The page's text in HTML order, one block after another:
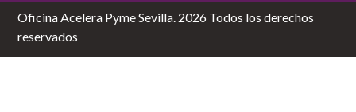
Oficina Acelera Pyme Sevilla. 2026 Todos los derechos
reservados